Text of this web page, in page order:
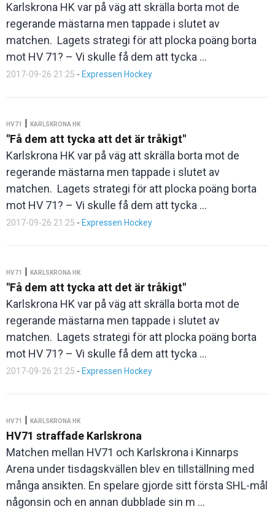
Karlskrona HK var på väg att skrälla borta mot de
regerande mästarna men tappade i slutet av
matchen. Lagets strategi för att plocka poäng borta
mot HV 71? – Vi skulle få dem att tycka ...
2017-09-26 21:25 - Expressen Hockey
HV71 | KARLSKRONA HK
"Få dem att tycka att det är tråkigt"
Karlskrona HK var på väg att skrälla borta mot de
regerande mästarna men tappade i slutet av
matchen. Lagets strategi för att plocka poäng borta
mot HV 71? – Vi skulle få dem att tycka ...
2017-09-26 21:25 - Expressen Hockey
HV71 | KARLSKRONA HK
"Få dem att tycka att det är tråkigt"
Karlskrona HK var på väg att skrälla borta mot de
regerande mästarna men tappade i slutet av
matchen. Lagets strategi för att plocka poäng borta
mot HV 71? – Vi skulle få dem att tycka ...
2017-09-26 21:25 - Expressen Hockey
HV71 | KARLSKRONA HK
HV71 straffade Karlskrona
Matchen mellan HV71 och Karlskrona i Kinnarps
Arena under tisdagskvällen blev en tillställning med
många ansikten. En spelare gjorde sitt första SHL-mål
någonsin och en annan dubblade sin m ...